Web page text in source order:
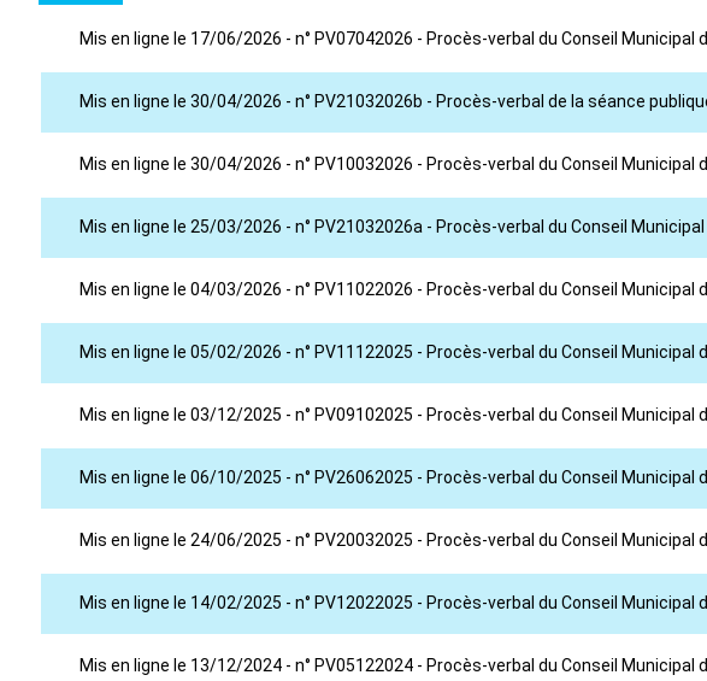
Mis en ligne le 17/06/2026 - n° PV07042026 - Procès-verbal du Conseil Municipal
Mis en ligne le 30/04/2026 - n° PV21032026b - Procès-verbal de la séance
Mis en ligne le 30/04/2026 - n° PV10032026 - Procès-verbal du Conseil Municipal
Mis en ligne le 25/03/2026 - n° PV21032026a - Procès-verbal du Conseil
Mis en ligne le 04/03/2026 - n° PV11022026 - Procès-verbal du Conseil Municipal
Mis en ligne le 05/02/2026 - n° PV11122025 - Procès-verbal du Conseil Municipal
Mis en ligne le 03/12/2025 - n° PV09102025 - Procès-verbal du Conseil Municipal
Mis en ligne le 06/10/2025 - n° PV26062025 - Procès-verbal du Conseil Municipal
Mis en ligne le 24/06/2025 - n° PV20032025 - Procès-verbal du Conseil Municipal
Mis en ligne le 14/02/2025 - n° PV12022025 - Procès-verbal du Conseil Municipal
Mis en ligne le 13/12/2024 - n° PV05122024 - Procès-verbal du Conseil Municipal